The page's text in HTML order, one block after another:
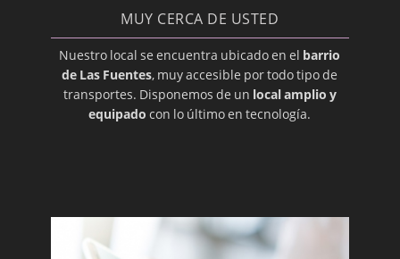
Imágenes, Diagnóstico
Implantación, Dental
Injerto
Intraoral
Lingual
Maligno
MUY CERCA DE USTED
Nuestro local se encuentra ubicado en el barrio
de Las Fuentes, muy accesible por todo tipo de
transportes. Disponemos de un local amplio y
equipado con lo último en tecnología.